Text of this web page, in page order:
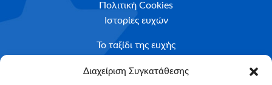
Διαχείριση Συγκατάθεσης
Πολιτική Cookies
Ιστορίες ευχών
Το ταξίδι της ευχής
Κριτήρια Καταλληλότητας